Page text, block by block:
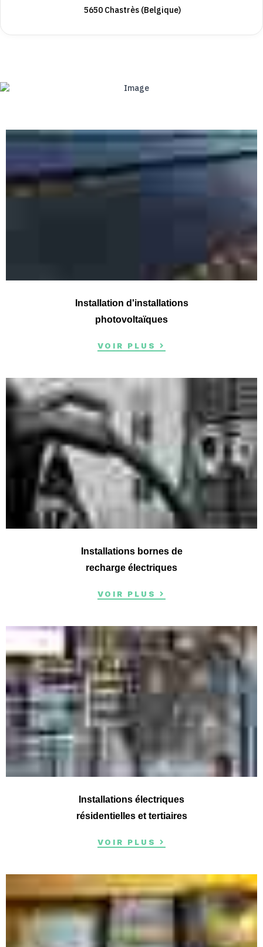
5650 Chastrès (Belgique)
Installation d'installations
photovoltaïques
VOIR PLUS
Installations bornes de
recharge électriques
VOIR PLUS
Installations électriques
résidentielles et tertiaires
VOIR PLUS